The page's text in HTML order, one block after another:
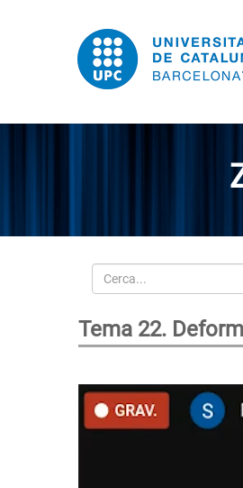
Cerca
Tema 22.